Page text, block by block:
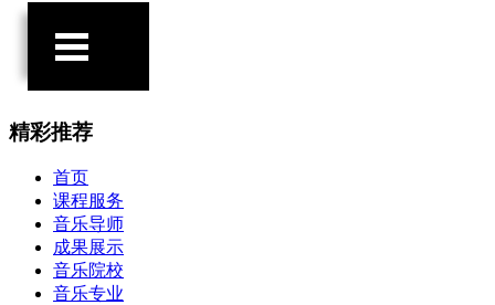
精彩推荐
首页
课程服务
音乐导师
成果展示
音乐院校
音乐专业